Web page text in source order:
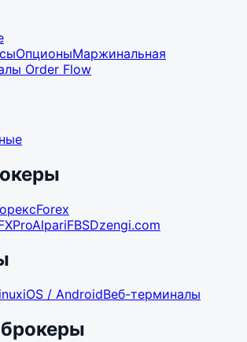
ОпционыМаржинальная
Order Flow
Forex
AlpariFBSDzengi.com
iOS / AndroidВеб-терминалы